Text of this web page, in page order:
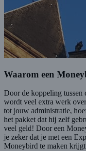
Waarom een
Door de koppeling
wordt veel extra werk
tot jouw administratie,
het pakket dat hij zelf
veel geld! Door een
je zeker dat je met een
Moneybird te maken